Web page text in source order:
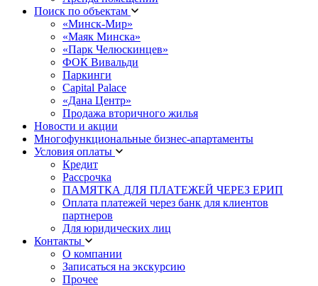
Поиск по объектам
«Минск-Мир»
«Маяк Минска»
«Парк Челюскинцев»
ФОК Вивальди
Паркинги
Capital Palace
«Дана Центр»
Продажа вторичного жилья
Новости и акции
Многофункциональные бизнес-апартаменты
Условия оплаты
Кредит
Рассрочка
ПАМЯТКА ДЛЯ ПЛАТЕЖЕЙ ЧЕРЕЗ ЕРИП
Оплата платежей через банк для клиентов
партнеров
Для юридических лиц
Контакты
О компании
Записаться на экскурсию
Прочее